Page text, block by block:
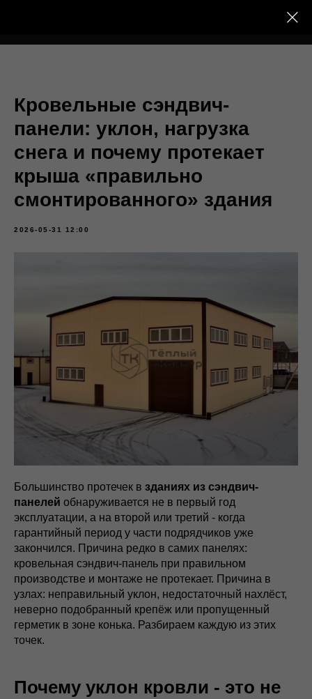
Кровельные сэндвич-
панели: уклон, нагрузка
снега и почему протекает
крыша «правильно
смонтированного» здания
2026-05-31 12:00
Большинство протечек в зданиях из сэндвич-
панелей обнаруживается не в первый год
эксплуатации, а на второй или третий - когда
гарантийный период у части подрядчиков уже
закончился. Причина редко в самих панелях:
кровельная сэндвич-панель при правильном
производстве и монтаже не протекает. Причина в
узлах: неправильный уклон, недостаточный нахлёст,
неверно подобранный крепёж или пропущенный
герметик в зоне конька. Разбираем каждую из этих
точек.
Почему уклон кровли - это не